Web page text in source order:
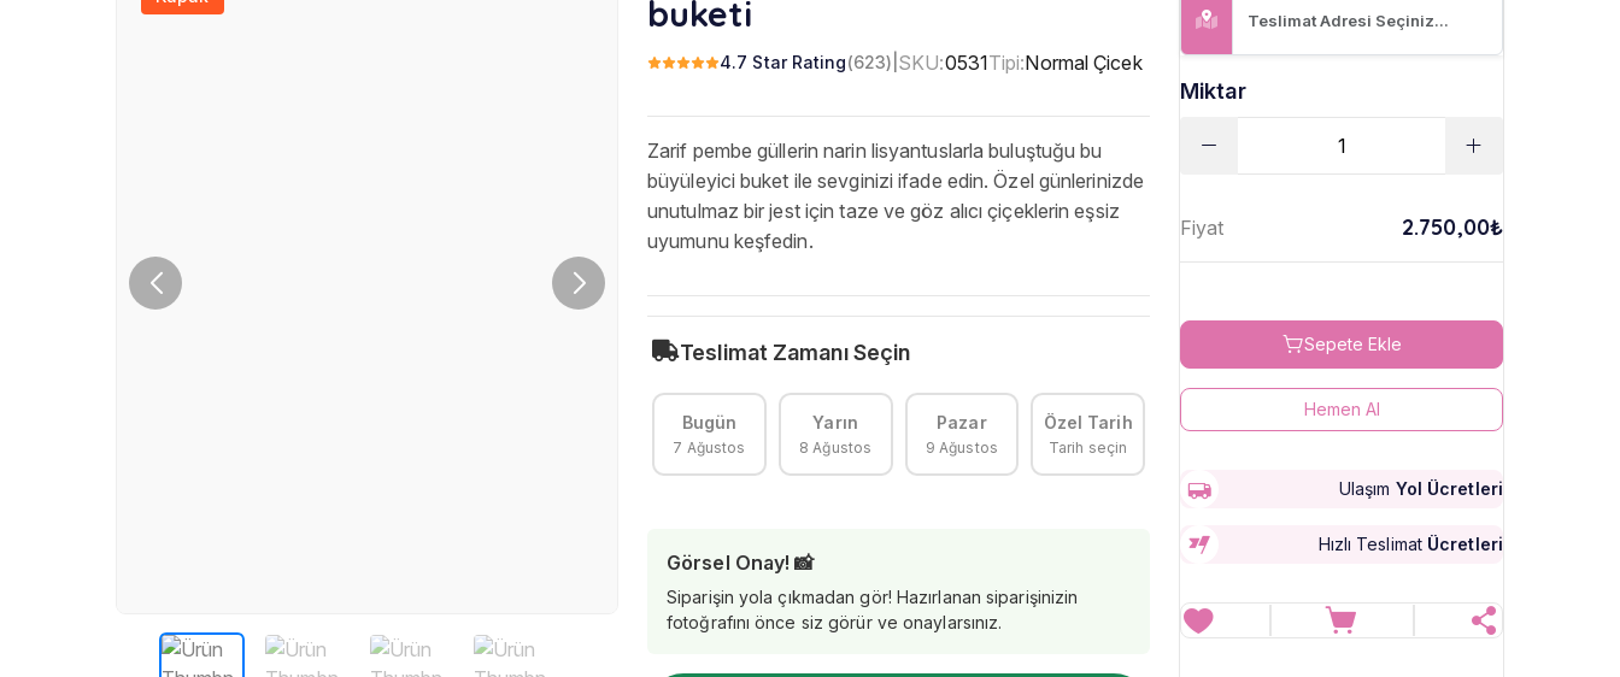
buketi
4.7 Star Rating(623) SKU:0531Tipi:Normal Çicek
Zarif pembe güllerin narin lisyantuslarla buluştuğu bu
büyüleyici buket ile sevginizi ifade edin. Özel günlerinizde
unutulmaz bir jest için taze ve göz alıcı çiçeklerin eşsiz
uyumunu keşfedin.
Teslimat Zamanı Seçin
Bugün
7 Ağustos
Yarın
8 Ağustos
Pazar
9 Ağustos
Özel Tarih
Tarih seçin
Görsel Onay! 📸
Siparişin yola çıkmadan gör! Hazırlanan siparişinizin
fotoğrafını önce siz görür ve onaylarsınız.
Miktar
Fiyat 2.750,00₺
Sepete Ekle
Hemen Al
Ulaşım Yol Ücretleri
Hızlı Teslimat Ücretleri